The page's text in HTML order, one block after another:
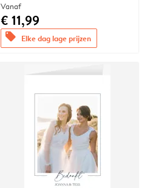
Vanaf
€ 11,99
offers Elke dag lage prijzen